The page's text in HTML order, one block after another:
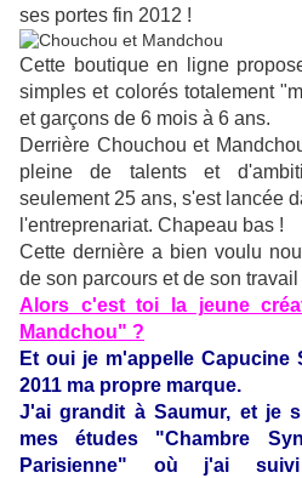
ses portes fin 2012 !
Cette boutique en ligne
simples et colorés totalement
et garçons de 6 mois à 6 ans.
Derrière Chouchou et
pleine de talents et
seulement 25 ans, s'est lancée
l'entreprenariat. Chapeau bas !
Cette dernière a bien voulu
de son parcours et de son
Alors c'est toi la jeune
Mandchou" ?
Et oui je m'appelle Capucine
2011 ma propre marque.
J'ai grandit à Saumur, et je
mes études "Chambre
Parisienne" où j'ai